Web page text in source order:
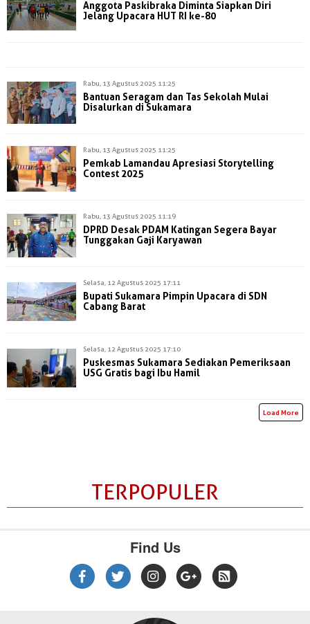
Anggota Paskibraka Diminta Siapkan Diri
Jelang Upacara HUT RI ke-80
Rabu, 13 Agustus 2025 11:25
Bantuan Seragam dan Tas Sekolah Mulai
Disalurkan di Sukamara
Rabu, 13 Agustus 2025 11:25
Pemkab Lamandau Apresiasi Storytelling
Contest 2025
Rabu, 13 Agustus 2025 11:19
DPRD Desak PDAM Katingan Segera Bayar
Tunggakan Gaji Karyawan
Selasa, 12 Agustus 2025 17:11
Bupati Sukamara Pimpin Upacara di SDN
Cabang Barat
Selasa, 12 Agustus 2025 17:10
Puskesmas Sukamara Sediakan Pemeriksaan
USG Gratis bagi Ibu Hamil
Load More
TERPOPULER
Find Us